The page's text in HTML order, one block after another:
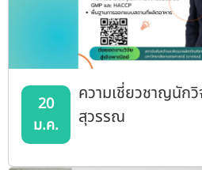
20
ม.ค.
ความเชี่ยวชาญนั
สุวรรณ